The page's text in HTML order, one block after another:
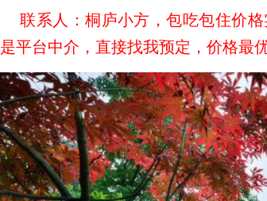
系人：桐庐小方，包吃包住价格
平台中介，直接找我预定，价格最优